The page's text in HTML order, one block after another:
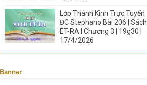
Lớp Thánh Kinh Trực Tuyến
ĐC Stephano Bài 206 | Sách
ÉT-RA I Chương 3 | 19g30 |
17/4/2026
Banner